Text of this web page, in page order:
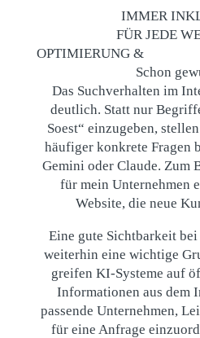
IMMER
FÜR JEDE
OPTIMIERUNG &
Schon
Das Suchverhalten im
deutlich. Statt nur
Soest“ einzugeben,
häufiger konkrete Fragen
Gemini oder Claude. Zum
für mein Unternehmen
Website, die neue
Eine gute Sichtbarkeit
weiterhin eine wichtige
greifen KI-Systeme auf
Informationen aus dem
passende Unternehmen,
für eine Anfrage